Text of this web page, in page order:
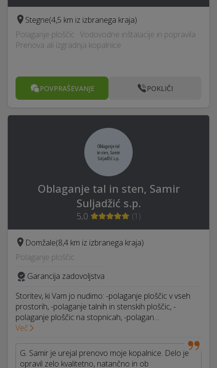
Stegne(4,5 km iz izbranega kraja)
Polaganje ploščic · Vodovodne inštalacije in popravila ·
Prenova ali izgradnja kopalnice
POVPRAŠEVANJE POKLIČI
Oblaganje tal in sten, Samir
Suljadžić s.p.
5,0 (1 )
Domžale(8,4 km iz izbranega kraja)
Polaganje ploščic
Garancija zadovoljstva
Storitev, ki Vam jo nudimo: -polaganje ploščic v vseh
prostorih, -polaganje talnih in stenskih ploščic, -
polaganje ploščic na stopnicah, -polagan…
Več
G. Samir je urejal prenovo moje kopalnice. Delo je
opravil zelo kvalitetno, natančno in ob